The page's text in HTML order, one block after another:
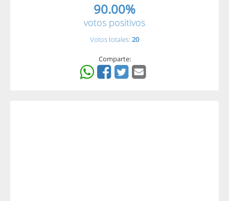
90.00%
votos positivos
Votos totales: 20
Comparte: